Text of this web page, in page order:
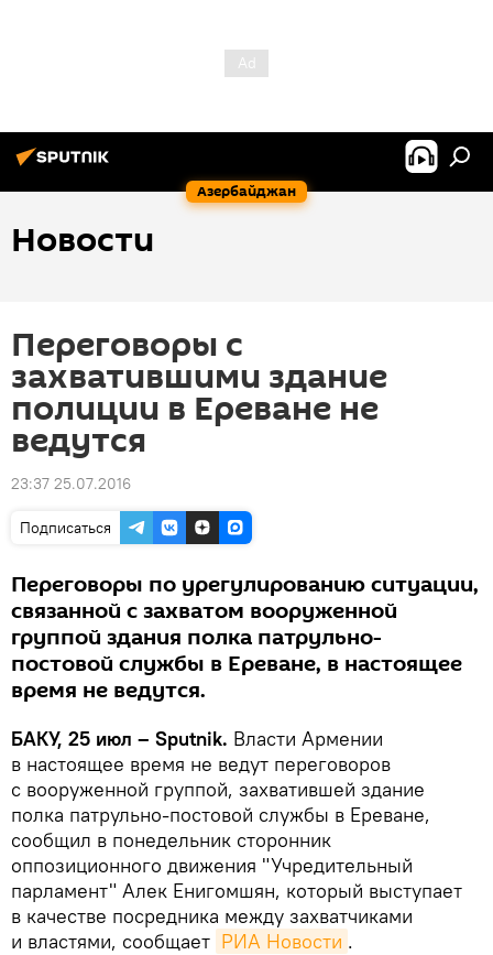
Азербайджан
Новости
Переговоры с
захватившими здание
полиции в Ереване не
ведутся
23:37 25.07.2016
Подписаться
Переговоры по урегулированию ситуации,
связанной с захватом вооруженной
группой здания полка патрульно-
постовой службы в Ереване, в настоящее
время не ведутся.
БАКУ, 25 июл – Sputnik. Власти Армении
в настоящее время не ведут переговоров
с вооруженной группой, захватившей здание
полка патрульно-постовой службы в Ереване,
сообщил в понедельник сторонник
оппозиционного движения "Учредительный
парламент" Алек Енигомшян, который выступает
в качестве посредника между захватчиками
и властями, сообщает РИА Новости .